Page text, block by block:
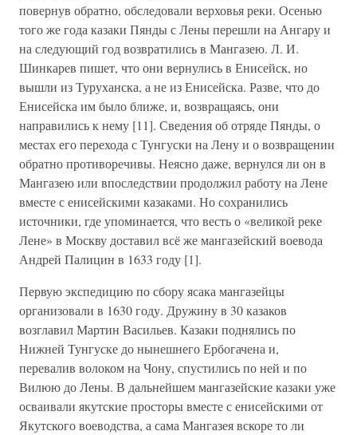
повернув обратно, обследовали верховья реки. Осенью
того же года казаки Пянды с Лены перешли на Ангару и
на следующий год возвратились в Мангазею. Л. И.
Шинкарев пишет, что они вернулись в Енисейск, но
вышли из Туруханска, а не из Енисейска. Разве, что до
Енисейска им было ближе, и, возвращаясь, они
направились к нему [11]. Сведения об отряде Пянды, о
местах его перехода с Тунгуски на Лену и о возвращении
обратно противоречивы. Неясно даже, вернулся ли он в
Мангазею или впоследствии продолжил работу на Лене
вместе с енисейскими казаками. Но сохранились
источники, где упоминается, что весть о «великой реке
Лене» в Москву доставил всё же мангазейский воевода
Андрей Палицин в 1633 году [1].
Первую экспедицию по сбору ясака мангазейцы
организовали в 1630 году. Дружину в 30 казаков
возглавил Мартин Васильев. Казаки поднялись по
Нижней Тунгуске до нынешнего Ербогачена и,
перевалив волоком на Чону, спустились по ней и по
Вилюю до Лены. В дальнейшем мангазейские казаки уже
осваивали якутские просторы вместе с енисейскими от
Якутского воеводства, а сама Мангазея вскоре то ли